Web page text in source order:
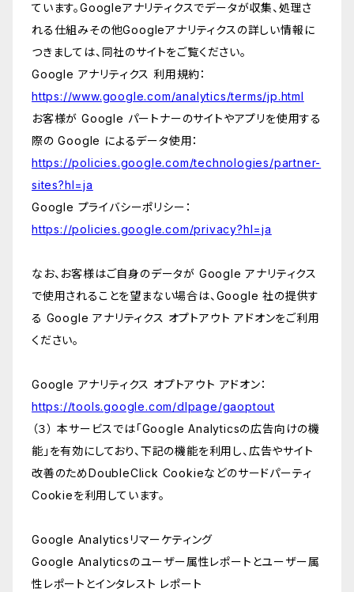
ています。Googleアナリティクスでデータが収集、処理さ
れる仕組みその他Googleアナリティクスの詳しい情報に
つきましては、同社のサイトをご覧ください。
Google アナリティクス 利用規約：
https://www.google.com/analytics/terms/jp.html
お客様が Google パートナーのサイトやアプリを使用する
際の Google によるデータ使用：
https://policies.google.com/technologies/partner-
sites?hl=ja
Google プライバシーポリシー：
https://policies.google.com/privacy?hl=ja
なお、お客様はご自身のデータが Google アナリティクス
で使用されることを望まない場合は、Google 社の提供す
る Google アナリティクス オプトアウト アドオンをご利用
ください。
Google アナリティクス オプトアウト アドオン：
https://tools.google.com/dlpage/gaoptout
（３） 本サービスでは「Google Analyticsの広告向けの機
能」を有効にしており、下記の機能を利用し、広告やサイト
改善のためDoubleClick Cookieなどのサードパーティ
Cookieを利用しています。
Google Analyticsリマーケティング
Google Analyticsのユーザー属性レポートとユーザー属
性レポートとインタレスト レポート